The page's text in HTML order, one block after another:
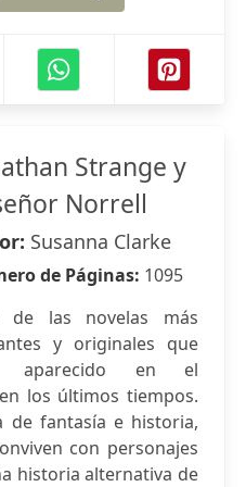
Strange y
Norrell
Susanna Clarke
de Páginas: 1095
de las novelas más
y originales que
aparecido en el
los últimos tiempos.
de fantasía e historia,
con personajes
historia alternativa de